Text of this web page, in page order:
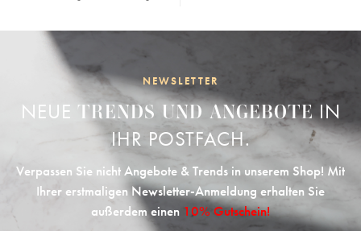
NEWSLETTER
NEUE TRENDS UND ANGEBOTEIN
IHR POSTFACH.
Verpassen Sie nicht Angebote & Trends in unserem Shop! Mit
Ihrer erstmaligen Newsletter-Anmeldung erhalten Sie
außerdem einen 10% Gutschein!